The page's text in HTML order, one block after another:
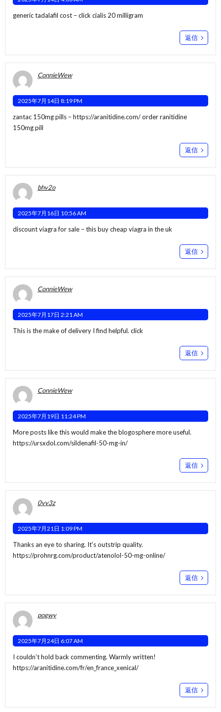
generic tadalafil cost –click cialis 20 milligram
返信
ConnieWew
2025年7月14日 8:19 PM
zantac 150mg pills –https://aranitidine.com/order ranitidine
150mg pill
返信
bhv2o
2025年7月16日 10:56 AM
discount viagra for sale –thisbuy cheap viagra in the uk
返信
ConnieWew
2025年7月17日 2:21 AM
This is the make of delivery I find helpful. click
返信
ConnieWew
2025年7月19日 11:24 PM
More posts like this would make the blogosphere more useful.
https://ursxdol.com/sildenafil-50-mg-in/
返信
0vv3z
2025年7月21日 1:09 PM
Thanks an eye to sharing. It’s outstrip quality.
https://prohnrg.com/product/atenolol-50-mg-online/
返信
pogwy
2025年7月24日 6:07 AM
I couldn’t hold back commenting. Warmly written!
https://aranitidine.com/fr/en_france_xenical/
返信